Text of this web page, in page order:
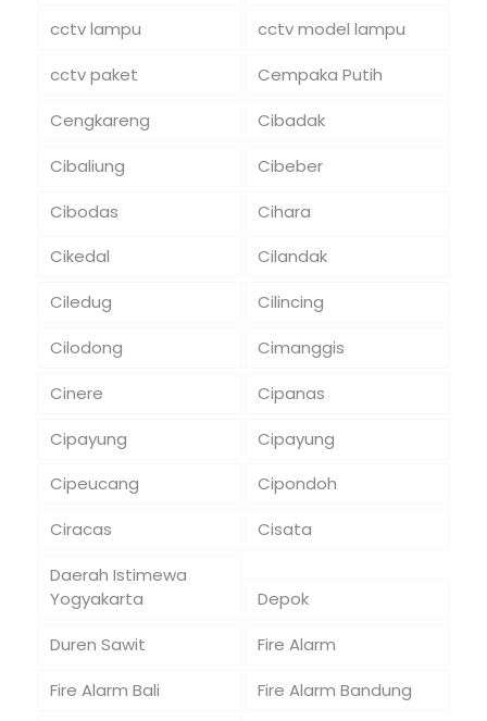
cctv lampu
cctv model lampu
cctv paket
Cempaka Putih
Cengkareng
Cibadak
Cibaliung
Cibeber
Cibodas
Cihara
Cikedal
Cilandak
Ciledug
Cilincing
Cilodong
Cimanggis
Cinere
Cipanas
Cipayung
Cipayung
Cipeucang
Cipondoh
Ciracas
Cisata
Daerah Istimewa
Yogyakarta
Depok
Duren Sawit
Fire Alarm
Fire Alarm Bali
Fire Alarm Bandung